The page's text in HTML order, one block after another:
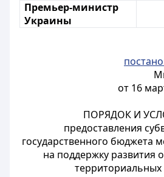
Премьер-министр
Украины
от 16
ПОРЯДОК И
предоставления
государственного бюджета
на поддержку развития